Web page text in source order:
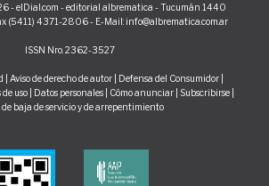
- elDial.com - editorial albrematica - Tucumán 1440
(5411) 4371-2806 - E-Mail: info@albrematica.com.ar
ISSN Nro. 2362-3527
Aviso de derecho de autor Defensa del Consumidor
uso| Datos personales| Cómo anunciar| Subscribirse
de baja de servicio y de arrepentimiento